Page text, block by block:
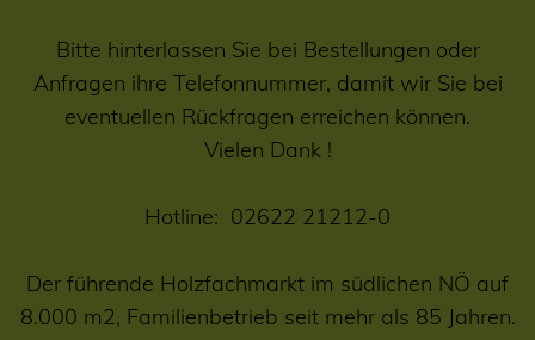
Bitte hinterlassen Sie bei Bestellungen oder
Anfragen ihre Telefonnummer, damit wir Sie bei
eventuellen Rückfragen erreichen können.
Vielen Dank !
Hotline: 02622 21212-0
Der führende Holzfachmarkt im südlichen NÖ auf
8.000 m2, Familienbetrieb seit mehr als 85 Jahren.